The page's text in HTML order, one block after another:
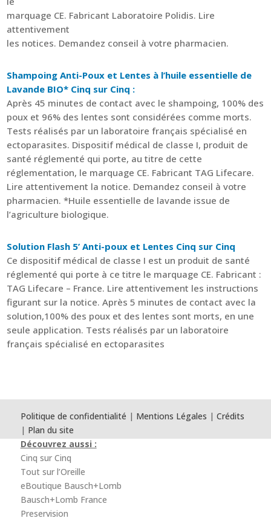
marquage CE. Fabricant Laboratoire Polidis. Lire
attentivement
les notices. Demandez conseil à votre pharmacien.
Shampoing Anti-Poux et Lentes à l’huile essentielle de
Lavande BIO* Cinq sur Cinq :
Après 45 minutes de contact avec le shampoing, 100% des
poux et 96% des lentes sont considérées comme morts.
Tests réalisés par un laboratoire français spécialisé en
ectoparasites. Dispositif médical de classe I, produit de
santé réglementé qui porte, au titre de cette
réglementation, le marquage CE. Fabricant TAG Lifecare.
Lire attentivement la notice. Demandez conseil à votre
pharmacien. *Huile essentielle de lavande issue de
l’agriculture biologique.
Solution Flash 5’ Anti-poux et Lentes Cinq sur Cinq
Ce dispositif médical de classe I est un produit de santé
réglementé qui porte à ce titre le marquage CE. Fabricant :
TAG Lifecare – France. Lire attentivement les instructions
figurant sur la notice. Après 5 minutes de contact avec la
solution,100% des poux et des lentes sont morts, en une
seule application. Tests réalisés par un laboratoire
français spécialisé en ectoparasites
Politique de confidentialité | Mentions Légales | Crédits
| Plan du site
Découvrez aussi :
Cinq sur Cinq
Tout sur l’Oreille
eBoutique Bausch+Lomb
Bausch+Lomb France
Preservision